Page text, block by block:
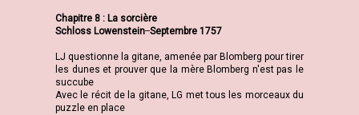
Chapitre 8 : La sorcière
Schloss Lowenstein ̶ Septembre 1757
LJ questionne la gitane, amenée par Blomberg pour tirer
les dunes et prouver que la mère Blomberg n'est pas le
succube
Avec le récit de la gitane, LG met tous les morceaux du
puzzle en place